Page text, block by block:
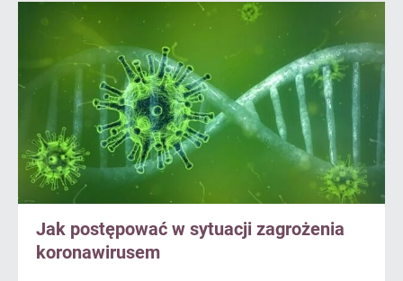
Jak postępować w sytuacji zagrożenia
koronawirusem